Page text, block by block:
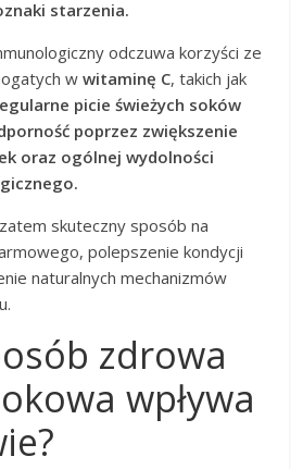
starzenia.
odczuwa korzyści ze
wwitaminę C, takich jak
picie świeżych soków
poprzez zwiększenie
oraz ogólnej wydolności
skuteczny sposób na
polepszenie kondycji
naturalnych mechanizmów
zdrowa
wpływa